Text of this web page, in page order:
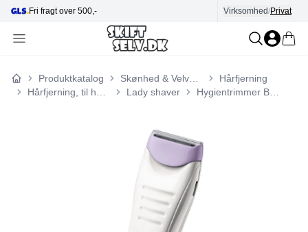
Fri fragt over 500,- Hjælp i kundecenter
Virksomhed/Privat
Forside
Produktkatalog
Hårfjerning
Lady shaver